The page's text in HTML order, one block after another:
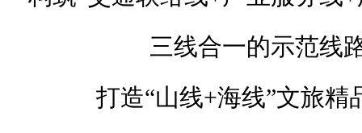
三线合一的示范线
打造“山线+海线”文旅精